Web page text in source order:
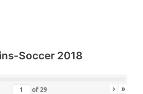
Soccer 2018
of 29 › »